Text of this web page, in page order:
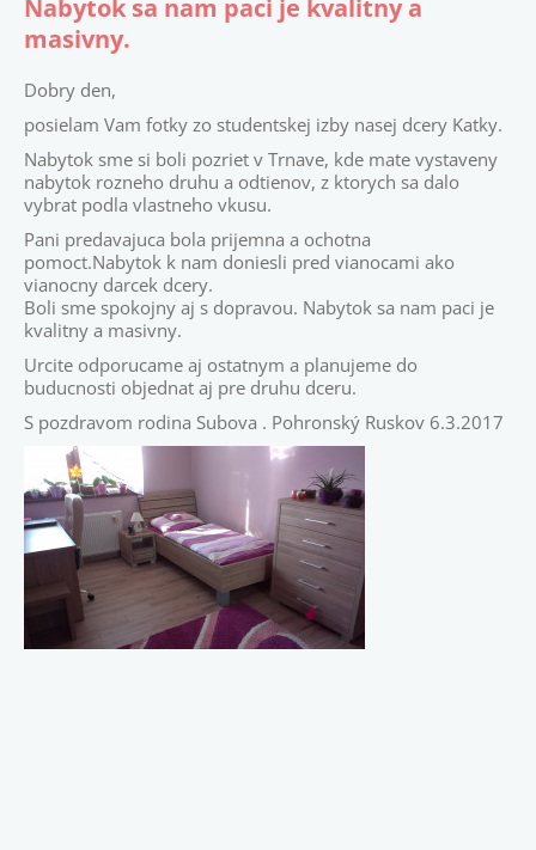
Nabytok sa nam paci je kvalitny a
masivny.
Dobry den,
posielam Vam fotky zo studentskej izby nasej dcery Katky.
Nabytok sme si boli pozriet v Trnave, kde mate vystaveny
nabytok rozneho druhu a odtienov, z ktorych sa dalo
vybrat podla vlastneho vkusu.
Pani predavajuca bola prijemna a ochotna
pomoct.Nabytok k nam doniesli pred vianocami ako
vianocny darcek dcery.
Boli sme spokojny aj s dopravou. Nabytok sa nam paci je
kvalitny a masivny.
Urcite odporucame aj ostatnym a planujeme do
buducnosti objednat aj pre druhu dceru.
S pozdravom rodina Subova . Pohronský Ruskov 6.3.2017